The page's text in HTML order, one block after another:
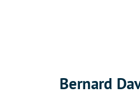
Bernard